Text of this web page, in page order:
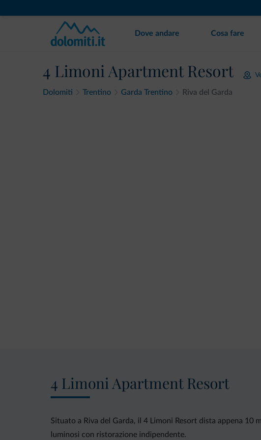
Dove andare Cosa fare
4 Limoni Apartment Resort
Dolomiti Trentino Garda Trentino Riva del Garda
4 Limoni Apartment Resort
Situato a Riva del Garda, il 4 Limoni Resort dista appena
luminosi con ristorazione indipendente.